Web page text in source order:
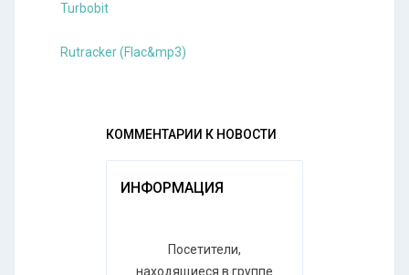
Turbobit
Rutracker (Flac&mp3)
КОММЕНТАРИИ К НОВОСТИ
ИНФОРМАЦИЯ
Посетители,
находящиеся в группе